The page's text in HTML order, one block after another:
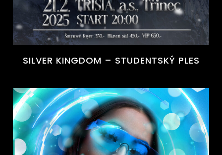
SILVER KINGDOM – STUDENTSKÝ PLES